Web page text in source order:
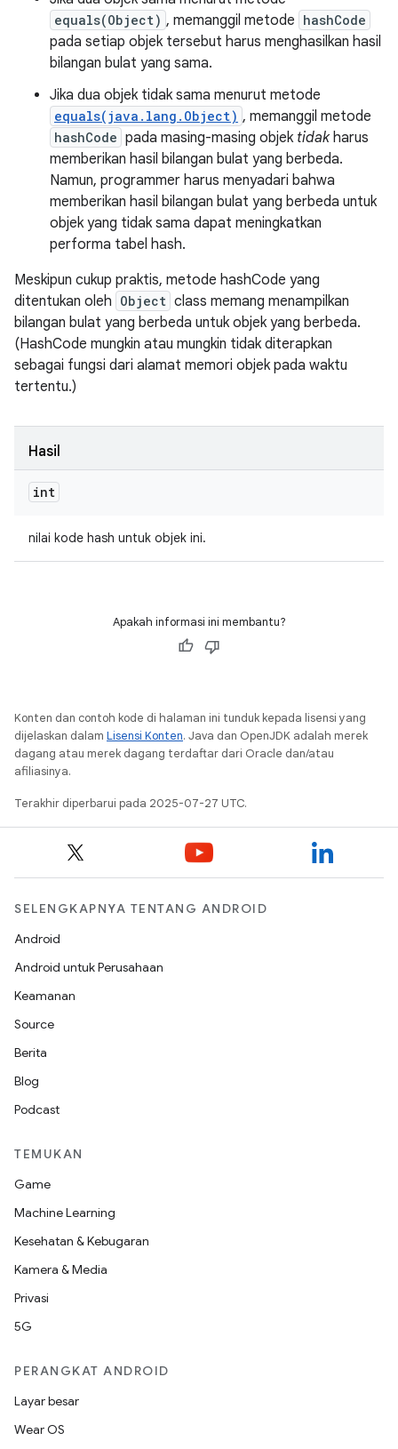
equals(Object) , memanggil metode hashCode
pada setiap objek tersebut harus menghasilkan hasil
bilangan bulat yang sama.
Jika dua objek tidak sama menurut metode
equals(java.lang.Object) , memanggil metode
hashCode pada masing-masing objek tidakharus
memberikan hasil bilangan bulat yang berbeda.
Namun, programmer harus menyadari bahwa
memberikan hasil bilangan bulat yang berbeda untuk
objek yang tidak sama dapat meningkatkan
performa tabel hash.
Meskipun cukup praktis, metode hashCode yang
ditentukan oleh Object class memang menampilkan
bilangan bulat yang berbeda untuk objek yang berbeda.
(HashCode mungkin atau mungkin tidak diterapkan
sebagai fungsi dari alamat memori objek pada waktu
tertentu.)
Hasil
int
nilai kode hash untuk objek ini.
Apakah informasi ini membantu?
Konten dan contoh kode di halaman ini tunduk kepada lisensi yang
dijelaskan dalam Lisensi Konten. Java dan OpenJDK adalah merek
dagang atau merek dagang terdaftar dari Oracle dan/atau
afiliasinya.
Terakhir diperbarui pada 2025-07-27 UTC.
SELENGKAPNYA TENTANG ANDROID
Android
Android untuk Perusahaan
Keamanan
Source
Berita
Blog
Podcast
TEMUKAN
Game
Machine Learning
Kesehatan & Kebugaran
Kamera & Media
Privasi
5G
PERANGKAT ANDROID
Layar besar
Wear OS